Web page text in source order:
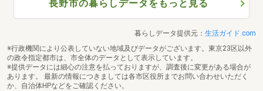
長野市の暮らしデータをもっと見る
暮らしデータ提供元： 生活ガイド.com
※行政機関により公表していない地域及びデータがございます。東京23区以外
の政令指定都市は、市全体のデータとして表示しています。
※提供データには細心の注意を払っておりますが、調査後に変更がある場合が
あります。 最新の情報につきましては各市区役所までお問い合わせいただく
か、自治体HPなどをご確認ください。